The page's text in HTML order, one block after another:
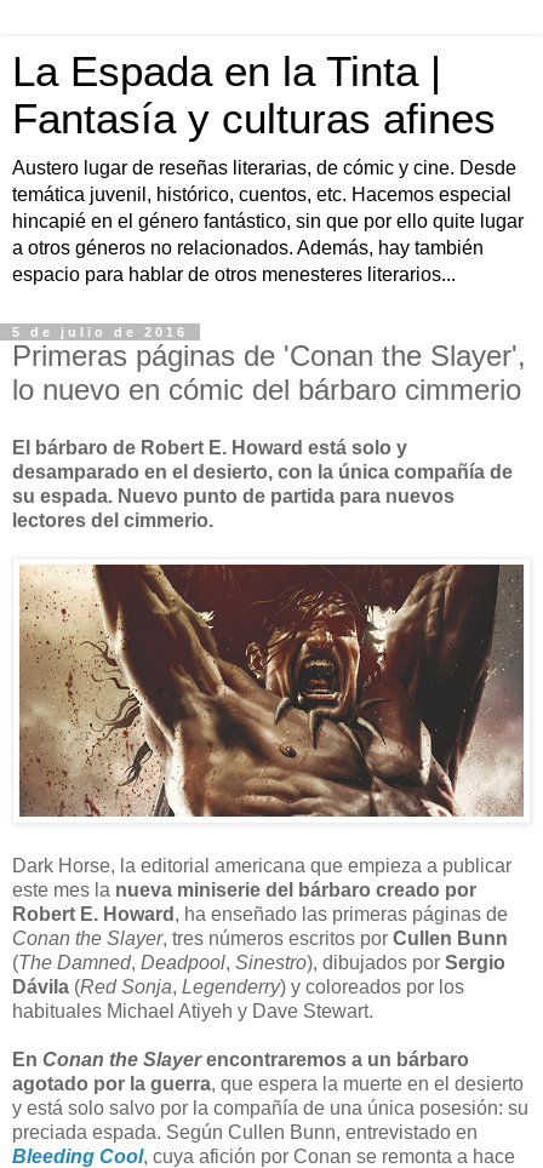
La Espada en la Tinta |
Fantasía y culturas afines
Austero lugar de reseñas literarias, de cómic y cine. Desde
temática juvenil, histórico, cuentos, etc. Hacemos especial
hincapié en el género fantástico, sin que por ello quite lugar
a otros géneros no relacionados. Además, hay también
espacio para hablar de otros menesteres literarios...
5 de julio de 2016
Primeras páginas de 'Conan the Slayer',
lo nuevo en cómic del bárbaro cimmerio
El bárbaro de Robert E. Howard está solo y
desamparado en el desierto, con la única compañía de
su espada. Nuevo punto de partida para nuevos
lectores del cimmerio.
Dark Horse, la editorial americana que empieza a publicar
este mes la nueva miniserie del bárbaro creado por
Robert E. Howard , ha enseñado las primeras páginas de
Conan the Slayer, tres números escritos por Cullen Bunn
(The Damned, Deadpool, Sinestro), dibujados por Sergio
Dávila (Red Sonja, Legenderry) y coloreados por los
habituales Michael Atiyeh y Dave Stewart.
En Conan the Slayerencontraremos a un bárbaro
agotado por la guerra, que espera la muerte en el desierto
y está solo salvo por la compañía de una única posesión: su
preciada espada. Según Cullen Bunn, entrevistado en
Bleeding Cool, cuya afición por Conan se remonta a hace